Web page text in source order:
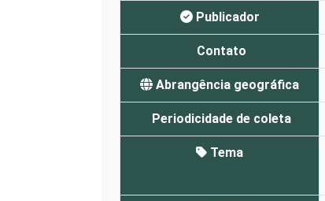
Publicador
Contato
Abrangência geográfica
Periodicidade de coleta
Tema